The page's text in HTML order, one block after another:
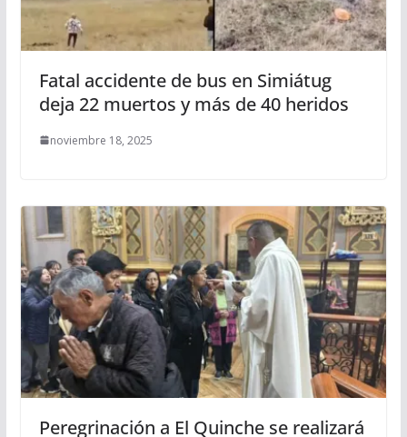
Fatal accidente de bus en Simiátug
deja 22 muertos y más de 40 heridos
noviembre 18, 2025
Peregrinación a El Quinche se realizará